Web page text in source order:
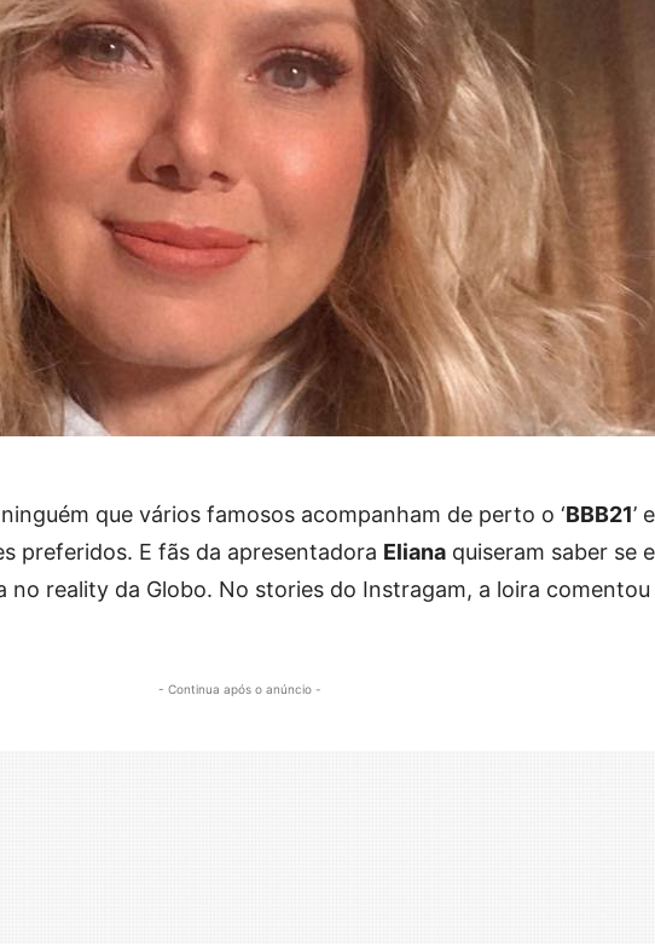
que vários famosos acompanham de perto o ‘BBB21’
preferidos. E fãs da apresentadora Eliana quiseram saber se
no reality da Globo. No stories do Instragam, a loira comentou
- Continua após o anúncio -